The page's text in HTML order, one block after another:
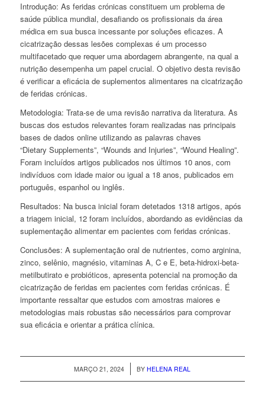
Introdução: As feridas crónicas constituem um problema de
saúde pública mundial, desafiando os profissionais da área
médica em sua busca incessante por soluções eficazes. A
cicatrização dessas lesões complexas é um processo
multifacetado que requer uma abordagem abrangente, na qual a
nutrição desempenha um papel crucial. O objetivo desta revisão
é verificar a eficácia de suplementos alimentares na cicatrização
de feridas crónicas.
Metodologia: Trata-se de uma revisão narrativa da literatura. As
buscas dos estudos relevantes foram realizadas nas principais
bases de dados online utilizando as palavras chaves
“Dietary Supplements”, “Wounds and Injuries”, “Wound Healing”.
Foram incluídos artigos publicados nos últimos 10 anos, com
indivíduos com idade maior ou igual a 18 anos, publicados em
português, espanhol ou inglês.
Resultados: Na busca inicial foram detetados 1318 artigos, após
a triagem inicial, 12 foram incluídos, abordando as evidências da
suplementação alimentar em pacientes com feridas crónicas.
Conclusões: A suplementação oral de nutrientes, como arginina,
zinco, selênio, magnésio, vitaminas A, C e E, beta-hidroxi-beta-
metilbutirato e probióticos, apresenta potencial na promoção da
cicatrização de feridas em pacientes com feridas crónicas. É
importante ressaltar que estudos com amostras maiores e
metodologias mais robustas são necessários para comprovar
sua eficácia e orientar a prática clínica.
MARÇO 21, 2024
/ BYHELENA REAL